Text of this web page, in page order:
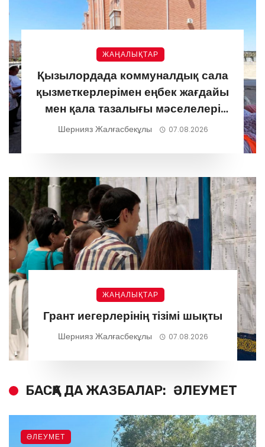
ЖАҢАЛЫҚТАР
Қызылордада коммуналдық сала
қызметкерлерімен еңбек жағдайы
мен қала тазалығы мәселелері
талқыланды
Шернияз Жалғасбекұлы 07.08.2026
ЖАҢАЛЫҚТАР
Грант иегерлерінің тізімі шықты
Шернияз Жалғасбекұлы 07.08.2026
БАСҚА ДА ЖАЗБАЛАР: ӘЛЕУМЕТ
ӘЛЕУМЕТ